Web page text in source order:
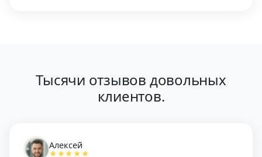
Тысячи отзывов довольных
клиентов.
Алексей
★★★★★